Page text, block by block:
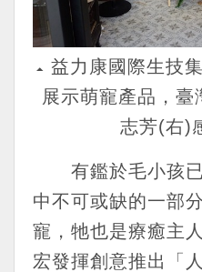
益力康國際生技
展示萌寵產品，
志芳(右)
有鑑於毛小孩已
中不可或缺的一部
寵，牠也是療癒主
宏發揮創意推出「